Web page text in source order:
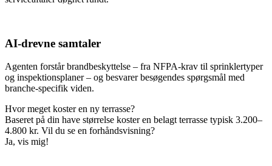
AI-drevne samtaler
Agenten forstår brandbeskyttelse – fra NFPA-krav til sprinklertyper
og inspektionsplaner – og besvarer besøgendes spørgsmål med
branche-specifik viden.
Hvor meget koster en ny terrasse?
Baseret på din have størrelse koster en belagt terrasse typisk 3.200–
4.800 kr. Vil du se en forhåndsvisning?
Ja, vis mig!